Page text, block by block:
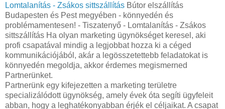
Lomtalanítás - Zsákos sittszállítás Bútor elszállítás
Budapesten és Pest megyében - könnyedén és
problémamentesen! - Tiszatenyő - Lomtalanítás - Zsákos
sittszállítás Ha olyan marketing ügynökséget keresel, aki
profi csapatával mindig a legjobbat hozza ki a céged
kommunikációjából, akár a legösszetettebb feladatokat is
könnyedén megoldja, akkor érdemes megismerned
Partnerünket.
Partnerünk egy kifejezetten a marketing területre
specializálódott ügynökség, amely évek óta segíti ügyfeleit
abban, hogy a leghatékonyabban érjék el céljaikat. A csapat